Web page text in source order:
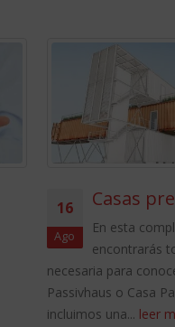
16
Ago
Casas
En esta
encontrarás
necesaria para
Passivhaus o Casa
incluimos una... leer